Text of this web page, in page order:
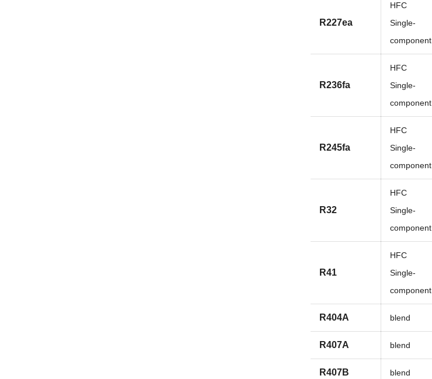
R227ea
HFC
Single-
component
R236fa
HFC
Single-
component
R245fa
HFC
Single-
component
R32
HFC
Single-
component
R41
HFC
Single-
component
R404A blend
R407A blend
R407B blend